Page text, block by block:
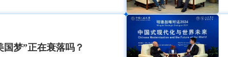
梦”正在衰落吗？